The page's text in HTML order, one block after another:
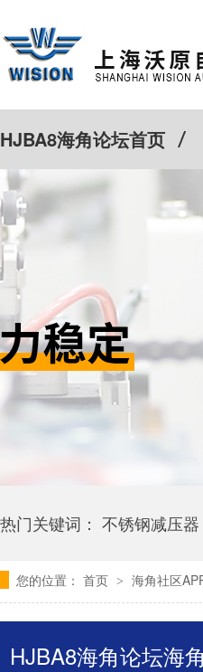
HJBA8海角论坛首页
特殊定制 客户案例
热门关键词： 不锈钢减压器
您的位置： 首页 > 海角社区
HJBA8海角论坛海角